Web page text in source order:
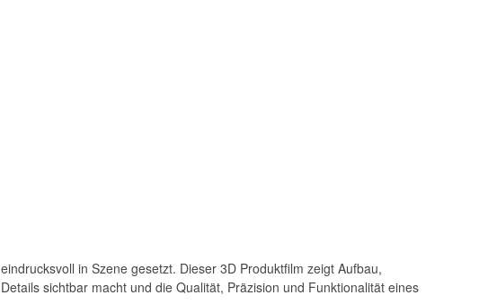
in Szene gesetzt. Dieser 3D Produktfilm zeigt Aufbau,
sichtbar macht und die Qualität, Präzision und Funktionalität eines